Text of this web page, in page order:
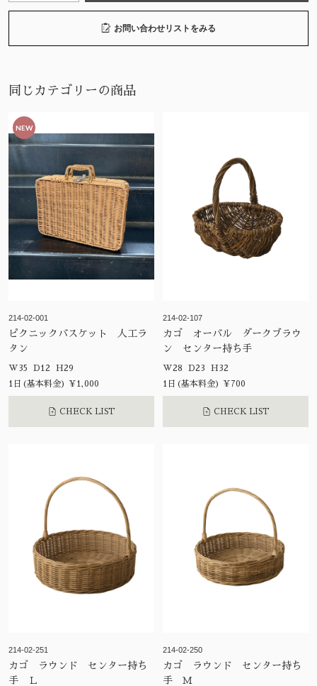
お問い合わせリストをみる
同じカテゴリーの商品
NEW
214-02-001
ピクニックバスケット 人工ラ
タン
W35 D12 H29
1日(基本料金) ¥1,000
CHECK LIST
214-02-107
カゴ オーバル ダークブラウ
ン センター持ち手
W28 D23 H32
1日(基本料金) ¥700
CHECK LIST
214-02-251
カゴ ラウンド センター持ち
手 Ｌ
214-02-250
カゴ ラウンド センター持ち
手 Ｍ